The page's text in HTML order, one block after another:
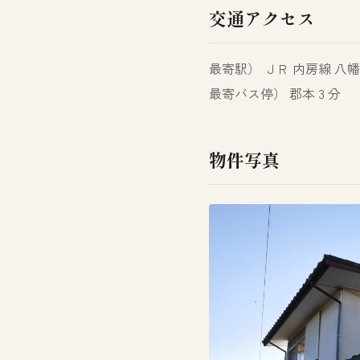
交通アクセス
最寄駅） ＪＲ 内房線 八
最寄バス停） 郡本 3 分
物件写真